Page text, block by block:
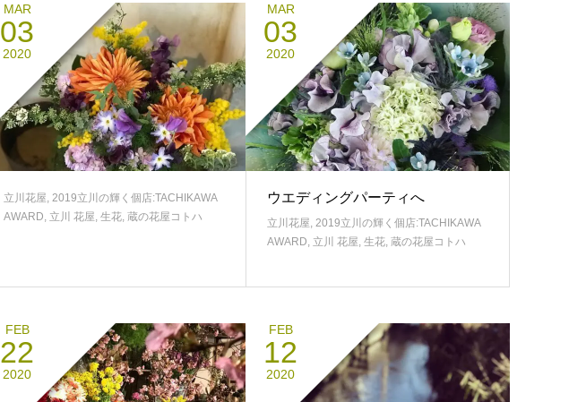
MAR
03
2020
立川花屋, 2019立川の輝く個店:TACHIKAWA
AWARD, 立川 花屋, 生花, 蔵の花屋コトハ
MAR
03
2020
ウエディングパーティへ
立川花屋, 2019立川の輝く個店:TACHIKAWA
AWARD, 立川 花屋, 生花, 蔵の花屋コトハ
FEB
22
2020
FEB
12
2020